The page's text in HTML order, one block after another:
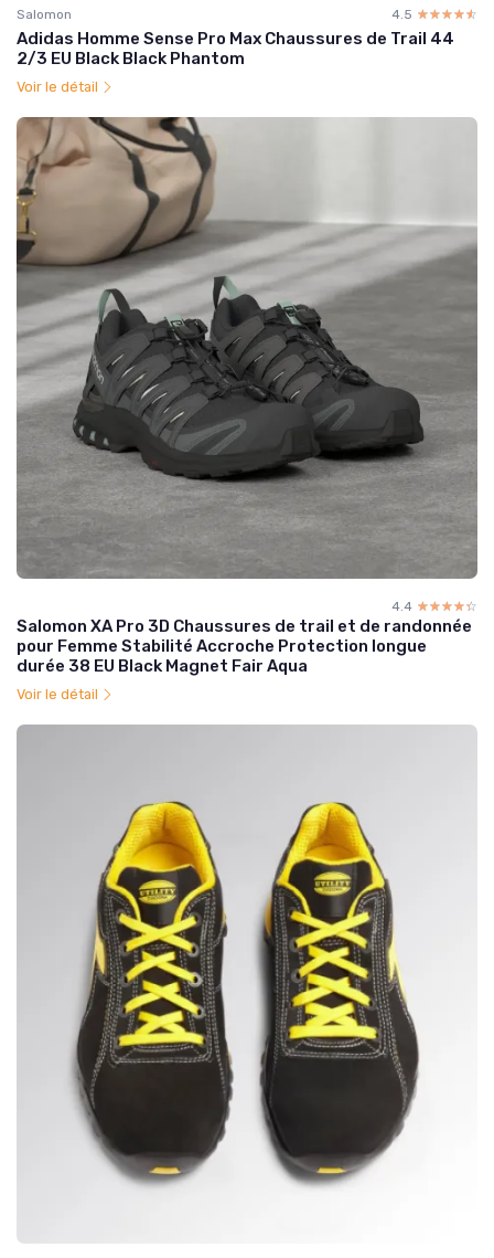
Salomon 4.5 ☆☆☆☆☆
★★★★★
Adidas Homme Sense Pro Max Chaussures de Trail 44
2/3 EU Black Black Phantom
Voir le détail
4.4 ☆☆☆☆☆
★★★★★
Salomon XA Pro 3D Chaussures de trail et de randonnée
pour Femme Stabilité Accroche Protection longue
durée 38 EU Black Magnet Fair Aqua
Voir le détail